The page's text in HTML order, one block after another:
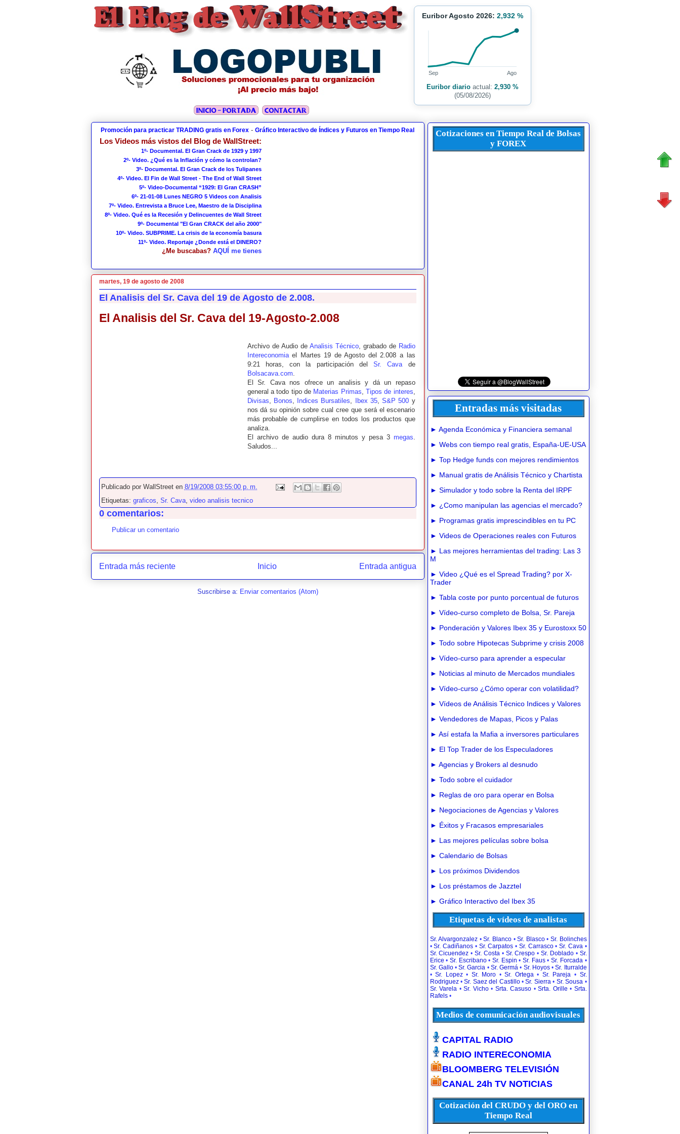
Euribor Agosto 2026: 2,932 %
Sep Ago
Euribor diarioactual: 2,930 %
(05/08/2026)
Promoción para practicar TRADING gratis en Forex - Gráfico Interactivo de Índices y Futuros en Tiempo Real
Los Videos más vistos del Blog de WallStreet:
1º- Documental. El Gran Crack de 1929 y 1997
2º- Video. ¿Qué es la Inflación y cómo la controlan?
3º- Documental. El Gran Crack de los Tulipanes
4º- Video. El Fin de Wall Street - The End of Wall Street
5º- Video-Documental “1929: El Gran CRASH”
6º- 21-01-08 Lunes NEGRO 5 Videos con Analisis
7º- Video. Entrevista a Bruce Lee, Maestro de la Disciplina
8º- Video. Qué es la Recesión y Delincuentes de Wall Street
9º- Documental "El Gran CRACK del año 2000"
10º- Video. SUBPRIME. La crisis de la economía basura
11º- Video. Reportaje ¿Donde está el DINERO?
¿Me buscabas? AQUÍ me tienes
martes, 19 de agosto de 2008
El Analisis del Sr. Cava del 19 de Agosto de 2.008.
El Analisis del Sr. Cava del 19-Agosto-2.008
Archivo de Audio de Analisis Técnico, grabado de Radio
Intereconomiael Martes 19 de Agosto del 2.008 a las
9:21 horas, con la participación del Sr. Cavade
Bolsacava.com.
El Sr. Cava nos ofrece un analisis y dá un repaso
general a todo tipo de Materias Primas, Tipos de interes,
Divisas, Bonos, Indices Bursatiles, Ibex 35, S&P 500 y
nos dá su opinión sobre cual cree que será el escenario
más probable de cumplirse en todos los productos que
analiza.
El archivo de audio dura 8 minutos y pesa 3 megas.
Saludos...
Publicado por WallStreet en 8/19/2008 03:55:00 p. m.
Etiquetas: graficos, Sr. Cava, video analisis tecnico
0 comentarios:
Publicar un comentario
Entrada más reciente Entrada antigua
Inicio
Suscribirse a: Enviar comentarios (Atom)
Cotizaciones en Tiempo Real de Bolsas
y FOREX
Entradas más visitadas
► Agenda Económica y Financiera semanal
► Webs con tiempo real gratis, España-UE-USA
► Top Hedge funds con mejores rendimientos
► Manual gratis de Análisis Técnico y Chartista
► Simulador y todo sobre la Renta del IRPF
► ¿Como manipulan las agencias el mercado?
► Programas gratis imprescindibles en tu PC
► Videos de Operaciones reales con Futuros
► Las mejores herramientas del trading: Las 3
M
► Video ¿Qué es el Spread Trading? por X-
Trader
► Tabla coste por punto porcentual de futuros
► Vídeo-curso completo de Bolsa, Sr. Pareja
► Ponderación y Valores Ibex 35 y Eurostoxx 50
► Todo sobre Hipotecas Subprime y crisis 2008
► Vídeo-curso para aprender a especular
► Noticias al minuto de Mercados mundiales
► Vídeo-curso ¿Cómo operar con volatilidad?
► Vídeos de Análisis Técnico Indices y Valores
► Vendedores de Mapas, Picos y Palas
► Así estafa la Mafia a inversores particulares
► El Top Trader de los Especuladores
► Agencias y Brokers al desnudo
► Todo sobre el cuidador
► Reglas de oro para operar en Bolsa
► Negociaciones de Agencias y Valores
► Éxitos y Fracasos empresariales
► Las mejores películas sobre bolsa
► Calendario de Bolsas
► Los próximos Dividendos
► Los préstamos de Jazztel
► Gráfico Interactivo del Ibex 35
Etiquetas de vídeos de analistas
Sr. Alvargonzalez •Sr. Blanco•Sr. Blasco• Sr. Bolinches
•Sr. Cadiñanos • Sr. Carpatos • Sr. Carrasco• Sr. Cava•
Sr. Cicuendez •Sr. Costa• Sr. Crespo •Sr. Doblado• Sr.
Erice • Sr. Escribano• Sr. Espin •Sr. Faus•Sr. Forcada•
Sr. Gallo•Sr. Garcia • Sr. Germá • Sr. Hoyos•Sr. Iturralde
•Sr. Lopez• Sr. Moro •Sr. Ortega• Sr. Pareja • Sr.
Rodriguez•Sr. Saez del Castillo•Sr. Sierra• Sr. Sousa •
Sr. Varela • Sr. Vicho• Srta. Casuso • Srta. Orille • Srta.
Rafels•
Medios de comunicación audiovisuales
CAPITAL RADIO
RADIO INTERECONOMIA
BLOOMBERG TELEVISIÓN
CANAL 24h TV NOTICIAS
Cotización del CRUDO y del ORO en
Tiempo Real